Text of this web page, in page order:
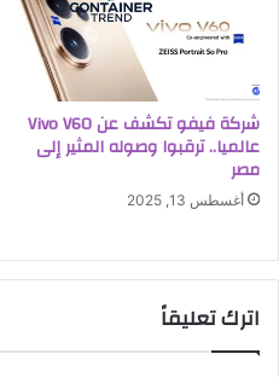
شركة فيفو تكشف عن Vivo V60
عالميا.. ترقبوا وصوله المثير إلى
مصر
أغسطس 13, 2025
اترك تعليقاً